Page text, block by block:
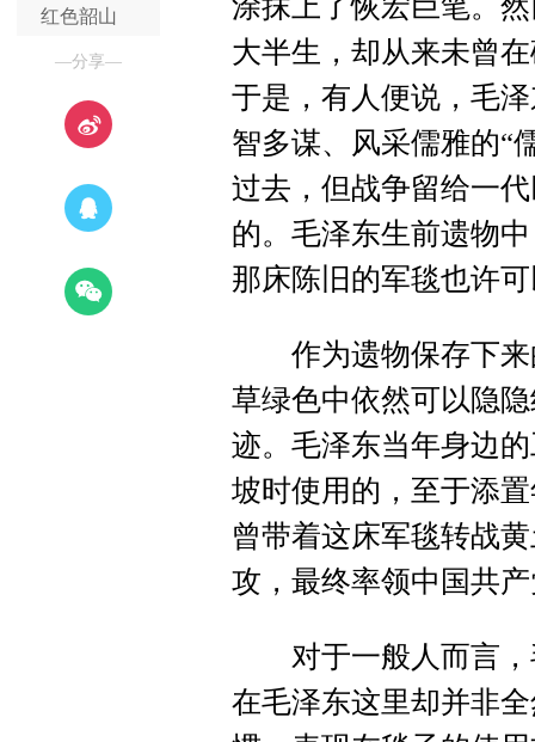
红色韶山
—分享—
涂抹上了恢宏巨笔。
大半生，却从来未曾
于是，有人便说，毛
智多谋、风采儒雅的“
过去，但战争留给一
的。毛泽东生前遗物
那床陈旧的军毯也许
作为遗物保存下来
草绿色中依然可以隐
迹。毛泽东当年身边
坡时使用的，至于添
曾带着这床军毯转战
攻，最终率领中国共
对于一般人而言，
在毛泽东这里却并非